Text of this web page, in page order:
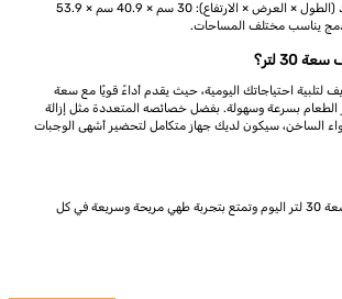
الأبعاد (الطول × العرض × الارتفاع): 30 سم × 40.9 سم × 53.9
يناسب مختلف المساحات.
30 لتر؟
لتلبية احتياجاتك اليومية، حيث يقدم أداءً قويًا مع سعة
بسرعة وسهولة. بفضل خصائصه المتعددة مثل إزالة
الساخن، سيكون لديك جهاز متكامل لتحضير أشهى الوجبات
احصل على ميكروويف سعة 30 لتر اليوم وتمتع بتجربة طهي مريحة وسريعة في كل